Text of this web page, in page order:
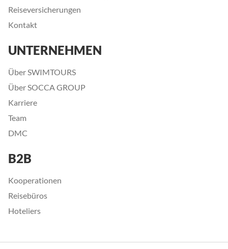
Reiseversicherungen
Kontakt
UNTERNEHMEN
Über SWIMTOURS
Über SOCCA GROUP
Karriere
Team
DMC
B2B
Kooperationen
Reisebüros
Hoteliers